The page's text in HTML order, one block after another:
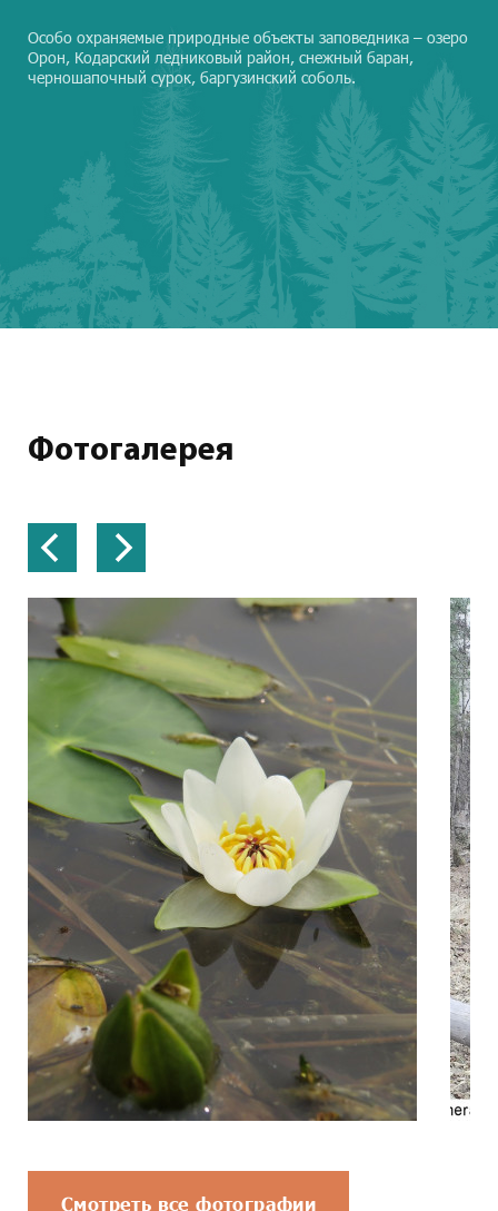
Особо охраняемые природные объекты заповедника – озеро
Орон, Кодарский ледниковый район, снежный баран,
черношапочный сурок, баргузинский соболь.
Фотогалерея
Смотреть все фотографии